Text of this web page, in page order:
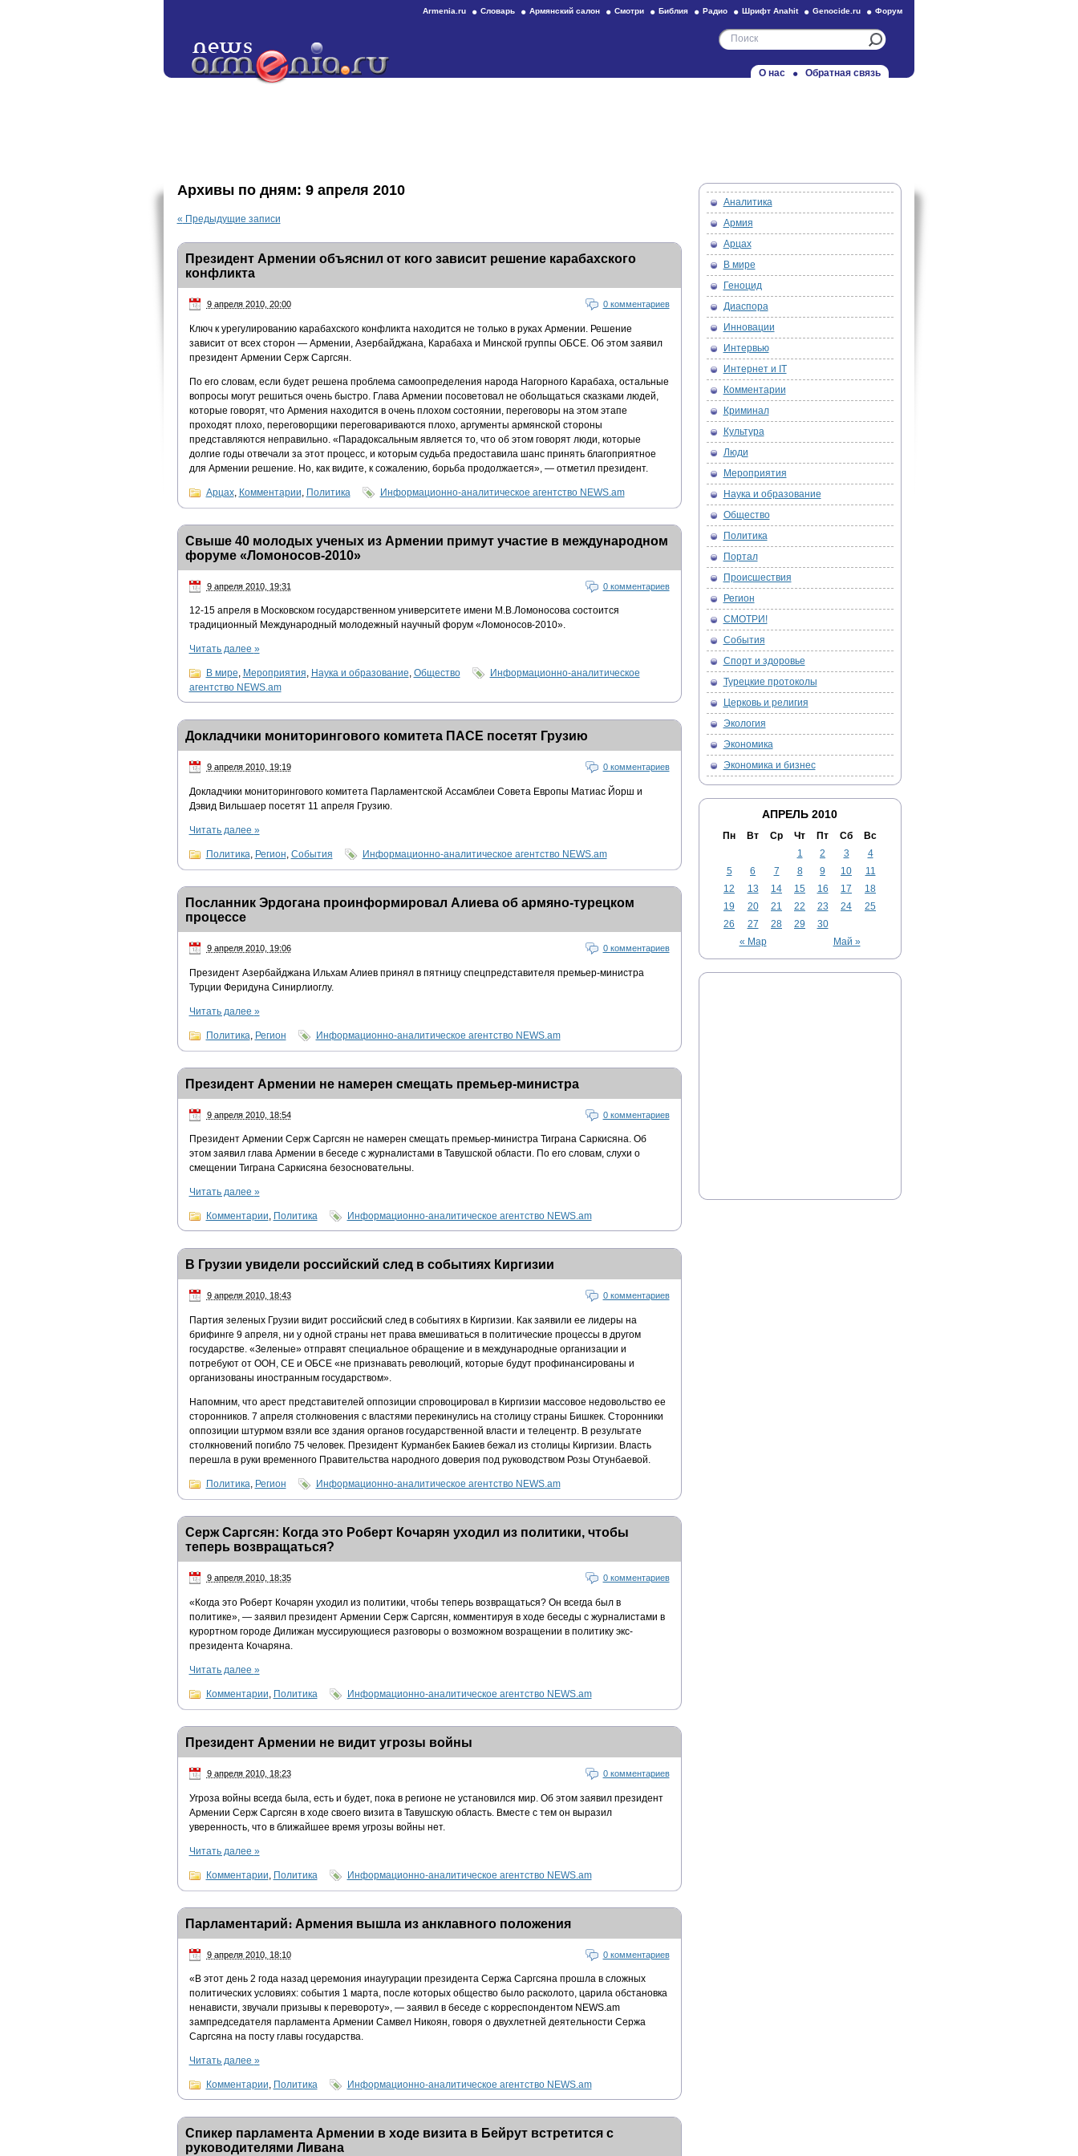
Armenia.ru Словарь Армянский салон Смотри Библия Радио Шрифт Anahit Genocide.ru Форум
О нас Обратная связь
Архивы по дням: 9 апреля 2010
« Предыдущие записи
Президент Армении объяснил от кого зависит решение карабахского
конфликта
9 апреля 2010, 20:00 0 комментариев
Ключ к урегулированию карабахского конфликта находится не только в руках Армении. Решение
зависит от всех сторон — Армении, Азербайджана, Карабаха и Минской группы ОБСЕ. Об этом заявил
президент Армении Серж Саргсян.
По его словам, если будет решена проблема самоопределения народа Нагорного Карабаха, остальные
вопросы могут решиться очень быстро. Глава Армении посоветовал не обольщаться сказками людей,
которые говорят, что Армения находится в очень плохом состоянии, переговоры на этом этапе
проходят плохо, переговорщики переговариваются плохо, аргументы армянской стороны
представляются неправильно. «Парадоксальным является то, что об этом говорят люди, которые
долгие годы отвечали за этот процесс, и которым судьба предоставила шанс принять благоприятное
для Армении решение. Но, как видите, к сожалению, борьба продолжается», — отметил президент.
Арцах, Комментарии Политика Информационно-аналитическое агентство NEWS.am
Cвыше 40 молодых ученых из Армении примут участие в международном
форуме «Ломоносов-2010»
9 апреля 2010, 19:31 0 комментариев
12-15 апреля в Московском государственном университете имени М.В.Ломоносова состоится
традиционный Международный молодежный научный форум «Ломоносов-2010».
Читать далее »
В мире, Мероприятия, Наука и образование, Общество
Информационно-аналитическое
агентство NEWS.am
Докладчики мониторингового комитета ПАСЕ посетят Грузию
9 апреля 2010, 19:19 0 комментариев
Докладчики мониторингового комитета Парламентской Ассамблеи Совета Европы Матиас Йорш и
Дэвид Вильшаер посетят 11 апреля Грузию.
Читать далее »
Политика, Регион, События Информационно-аналитическое агентство NEWS.am
Посланник Эрдогана проинформировал Алиева об армяно-турецком
процессе
9 апреля 2010, 19:06 0 комментариев
Президент Азербайджана Ильхам Алиев принял в пятницу спецпредставителя премьер-министра
Турции Феридуна Синирлиоглу.
Читать далее »
Политика Регион Информационно-аналитическое агентство NEWS.am
Президент Армении не намерен смещать премьер-министра
9 апреля 2010, 18:54 0 комментариев
Президент Армении Серж Саргсян не намерен смещать премьер-министра Тиграна Саркисяна. Об
этом заявил глава Армении в беседе с журналистами в Тавушской области. По его словам, слухи о
смещении Тиграна Саркисяна безосновательны.
Читать далее »
Комментарии, Политика Информационно-аналитическое агентство NEWS.am
В Грузии увидели российский след в событиях Киргизии
9 апреля 2010, 18:43 0 комментариев
Партия зеленых Грузии видит российский след в событиях в Киргизии. Как заявили ее лидеры на
брифинге 9 апреля, ни у одной страны нет права вмешиваться в политические процессы в другом
государстве. «Зеленые» отправят специальное обращение и в международные организации и
потребуют от ООН, СЕ и ОБСЕ «не признавать революций, которые будут профинансированы и
организованы иностранным государством».
Напомним, что арест представителей оппозиции спровоцировал в Киргизии массовое недовольство ее
сторонников. 7 апреля столкновения с властями перекинулись на столицу страны Бишкек. Сторонники
оппозиции штурмом взяли все здания органов государственной власти и телецентр. В результате
столкновений погибло 75 человек. Президент Курманбек Бакиев бежал из столицы Киргизии. Власть
перешла в руки временного Правительства народного доверия под руководством Розы Отунбаевой.
Политика, Регион Информационно-аналитическое агентство NEWS.am
Серж Саргсян: Когда это Роберт Кочарян уходил из политики, чтобы
теперь возвращаться?
9 апреля 2010, 18:35 0 комментариев
«Когда это Роберт Кочарян уходил из политики, чтобы теперь возвращаться? Он всегда был в
политике», — заявил президент Армении Серж Саргсян, комментируя в ходе беседы с журналистами в
курортном городе Дилижан муссирующиеся разговоры о возможном возращении в политику экс-
президента Кочаряна.
Читать далее »
Комментарии, Политика Информационно-аналитическое агентство NEWS.am
Президент Армении не видит угрозы войны
9 апреля 2010, 18:23 0 комментариев
Угроза войны всегда была, есть и будет, пока в регионе не установился мир. Об этом заявил президент
Армении Серж Саргсян в ходе своего визита в Тавушскую область. Вместе с тем он выразил
уверенность, что в ближайшее время угрозы войны нет.
Читать далее »
Комментарии Политика Информационно-аналитическое агентство NEWS.am
Парламентарий։ Армения вышла из анклавного положения
9 апреля 2010, 18:10 0 комментариев
«В этот день 2 года назад церемония инаугурации президента Сержа Саргсяна прошла в сложных
политических условиях: события 1 марта, после которых общество было расколото, царила обстановка
ненависти, звучали призывы к перевороту», — заявил в беседе с корреспондентом NEWS.am
зампредседателя парламента Армении Самвел Никоян, говоря о двухлетней деятельности Сержа
Саргсяна на посту главы государства.
Читать далее »
Комментарии, Политика Информационно-аналитическое агентство NEWS.am
Спикер парламента Армении в ходе визита в Бейрут встретится с
руководителями Ливана
Аналитика
Армия
Арцах
В мире
Геноцид
Диаспора
Инновации
Интервью
Интернет и IT
Комментарии
Криминал
Культура
Люди
Мероприятия
Наука и образование
Общество
Политика
Портал
Происшествия
Регион
СМОТРИ!
События
Спорт и здоровье
Турецкие протоколы
Церковь и религия
Экология
Экономика
Экономика и бизнес
АПРЕЛЬ 2010
Пн Вт Ср Чт Пт Сб Вс
« Мар Май »
1 2 3
4
5
6 7 8 9 10
11
12
13 14 15 16 17
18
19
20 21 22 23 24
25
26
27 28 29 30